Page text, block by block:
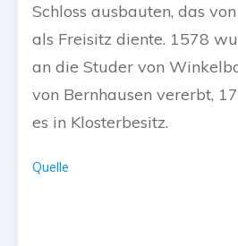
Schloss ausbauten, das
als Freisitz diente. 1578
an die Studer von
von Bernhausen vererbt,
es in Klosterbesitz.
Quelle